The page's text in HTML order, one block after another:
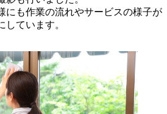
にも作業の流れやサービスの様子が
しています。